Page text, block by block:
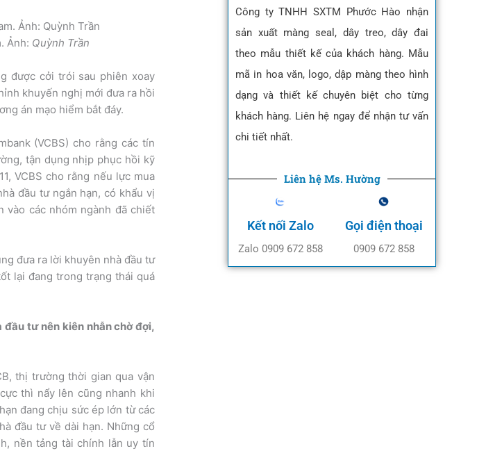
Ảnh: Quỳnh Trần
được cởi trói sau phiên xoay
khuyến nghị mới đưa ra hồi
án mạo hiểm bắt đáy.
(VCBS) cho rằng các tín
tận dụng nhịp phục hồi kỹ
VCBS cho rằng nếu lực mua
đầu tư ngắn hạn, có khẩu vị
các nhóm ngành đã chiết
đưa ra lời khuyên nhà đầu tư
lại đang trong trạng thái quá
tư nên kiên nhẫn chờ đợi,
thị trường thời gian qua vận
thì nẩy lên cũng nhanh khi
đang chịu sức ép lớn từ các
đầu tư về dài hạn. Những cổ
nền tảng tài chính lẫn uy tín
Công ty TNHH SXTM Phước Hào nhận
sản xuất màng seal, dây treo, dây đai
theo mẫu thiết kế của khách hàng. Mẫu
mã in hoa văn, logo, dập màng theo hình
dạng và thiết kế chuyên biệt cho từng
khách hàng. Liên hệ ngay để nhận tư vấn
chi tiết nhất.
Liên hệ Ms. Hường
Kết nối Zalo
Zalo 0909 672 858
Gọi điện thoại
0909 672 858